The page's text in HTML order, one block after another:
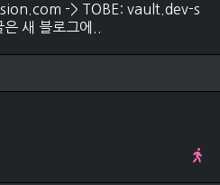
-> TOBE: vault.dev-s
새 블로그에..
(9)
(280)